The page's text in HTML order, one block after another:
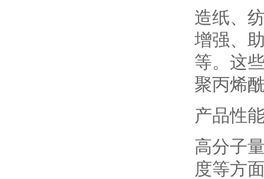
造纸、
增强、
等。这
聚丙烯
产品性
高分子
度等方